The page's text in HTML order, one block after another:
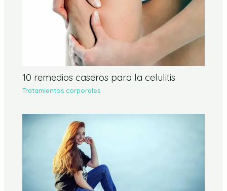
10 remedios caseros para la celulitis
Tratamientos corporales